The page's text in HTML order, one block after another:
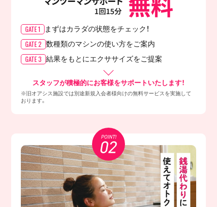
GATE 1 まずはカラダの状態をチェック！
GATE 2 数種類のマシンの使い方をご案内
GATE 3 結果をもとにエクササイズをご提案
スタッフが積極的にお客様をサポートいたします！
※旧オアシス施設では別途新規入会者様向けの無料サービスを実施して
おります。